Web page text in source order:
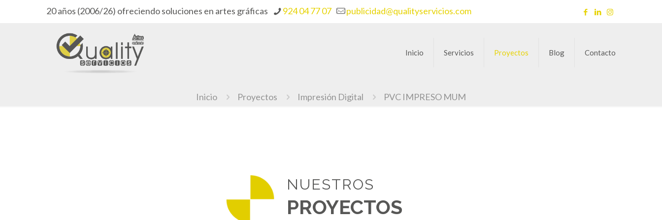
20 años (2006/26) ofreciendo soluciones en artes gráficas 924 04 77 07 publicidad@qualityservicios.com
Inicio Servicios Proyectos Blog Contacto
Inicio Proyectos Impresión Digital PVC IMPRESO MUM
NUESTROS
PROYECTOS